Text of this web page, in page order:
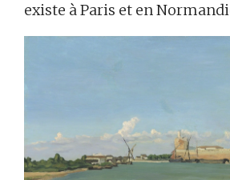
existe à Paris et en